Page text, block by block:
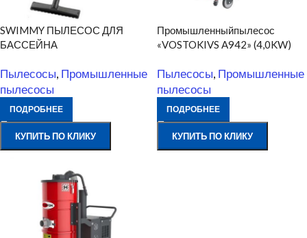
SWIMMY ПЫЛЕСОС ДЛЯ
БАССЕЙНА
Пылесосы, Промышленные
пылесосы
ПОДРОБНЕЕ
КУПИТЬ ПО КЛИКУ
Промышленныйпылесос
«VOSTOKIVS A942» (4,0KW)
Пылесосы, Промышленные
пылесосы
ПОДРОБНЕЕ
КУПИТЬ ПО КЛИКУ